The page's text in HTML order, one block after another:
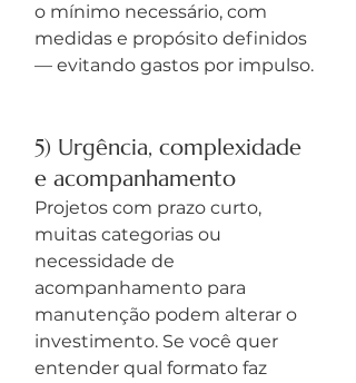
o mínimo necessário, com
medidas e propósito definidos
— evitando gastos por impulso.
5) Urgência, complexidade
e acompanhamento
Projetos com prazo curto,
muitas categorias ou
necessidade de
acompanhamento para
manutenção podem alterar o
investimento. Se você quer
entender qual formato faz